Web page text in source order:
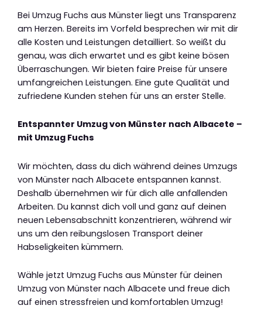
Bei Umzug Fuchs aus Münster liegt uns Transparenz
am Herzen. Bereits im Vorfeld besprechen wir mit dir
alle Kosten und Leistungen detailliert. So weißt du
genau, was dich erwartet und es gibt keine bösen
Überraschungen. Wir bieten faire Preise für unsere
umfangreichen Leistungen. Eine gute Qualität und
zufriedene Kunden stehen für uns an erster Stelle.
Entspannter Umzug von Münster nach Albacete –
mit Umzug Fuchs
Wir möchten, dass du dich während deines Umzugs
von Münster nach Albacete entspannen kannst.
Deshalb übernehmen wir für dich alle anfallenden
Arbeiten. Du kannst dich voll und ganz auf deinen
neuen Lebensabschnitt konzentrieren, während wir
uns um den reibungslosen Transport deiner
Habseligkeiten kümmern.
Wähle jetzt Umzug Fuchs aus Münster für deinen
Umzug von Münster nach Albacete und freue dich
auf einen stressfreien und komfortablen Umzug!